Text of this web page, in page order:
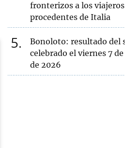
fronterizos a los viajeros
procedentes de Italia
5
Bonoloto: resultado del
celebrado el viernes 7
de 2026